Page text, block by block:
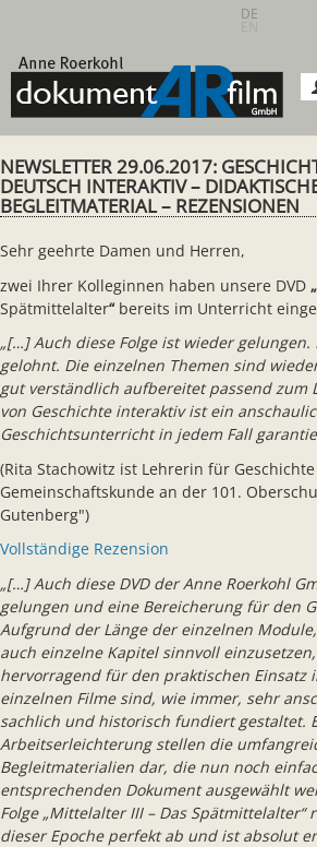
main
content
DE
NEWSLETTER 29.06.2017:
DEUTSCH INTERAKTIV –
BEGLEITMATERIAL – REZENSIONEN
Sehr geehrte Damen und Herren,
zwei Ihrer Kolleginnen haben unsere DVD „
Spätmittelalter“bereits im Unterricht
„[…] Auch diese Folge ist wieder gelungen.
gelohnt. Die einzelnen Themen sind
gut verständlich aufbereitet passend zum
von Geschichte interaktiv ist ein
Geschichtsunterricht in jedem Fall
(Rita Stachowitz ist Lehrerin für
Gemeinschaftskunde an der 101.
Gutenberg")
Vollständige Rezension
„[…] Auch diese DVD der Anne Roerkohl
gelungen und eine Bereicherung für den
Aufgrund der Länge der einzelnen
auch einzelne Kapitel sinnvoll
hervorragend für den praktischen Einsatz
einzelnen Filme sind, wie immer, sehr
sachlich und historisch fundiert gestaltet.
Arbeitserleichterung stellen die
Begleitmaterialien dar, die nun noch
entsprechenden Dokument ausgewählt
Folge „Mittelalter III – Das Spätmittelalter“
dieser Epoche perfekt ab und ist absolut